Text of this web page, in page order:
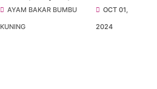
untuk Segala Suasana
AYAM BAKAR BUMBU
KUNING
OCT 01,
2024